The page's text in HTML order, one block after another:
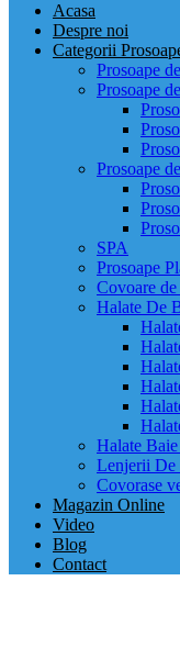
Acasa
Despre noi
Categorii
Prosoape
Prosoape
Prosoape
SPA
Prosoape
Covoare de
Halate De
Halate
Lenjerii De
Covorase
Magazin Online
Video
Blog
Contact